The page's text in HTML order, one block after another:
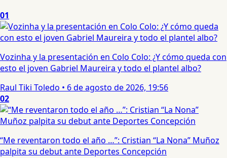
01
Vozinha y la presentación en Colo Colo: ¿Y cómo queda con
esto el joven Gabriel Maureira y todo el plantel albo?
Raul Tiki Toledo • 6 de agosto de 2026, 19:56
02
“Me reventaron todo el año …”: Cristian “La Nona” Muñoz
palpita su debut ante Deportes Concepción